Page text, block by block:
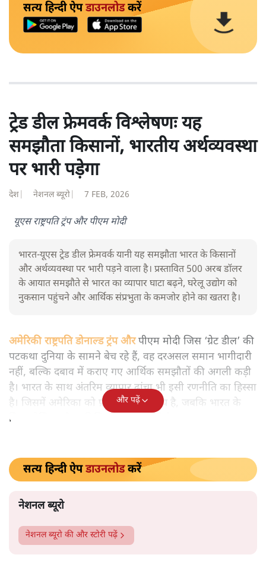
सत्य हिन्दी ऐपडाउनलोडकरें
ट्रेड डील फ्रेमवर्क विश्लेषणः यह
समझौता किसानों, भारतीय अर्थव्यवस्था
पर भारी पड़ेगा
देश नेशनल ब्यूरो 7 FEB, 2026
यूएस राष्ट्रपति ट्रंप और पीएम मोदी
भारत-यूएस ट्रेड डील फ्रेमवर्क यानी यह समझौता भारत के किसानों
और अर्थव्यवस्था पर भारी पड़ने वाला है। प्रस्तावित 500 अरब डॉलर
अमेरिकी राष्ट्रपति डोनाल्ड ट्रंप और
नहीं, बल्कि दबाव में कराए गए आर्थिक समझौतों की अगली कड़ी